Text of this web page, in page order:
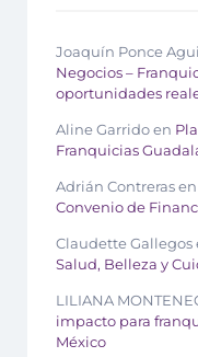
Joaquín Ponce
Negocios –
oportunidades
Aline Garridoen
Franquicias
Adrián Contrerasen
Convenio de
Claudette Gallegos
Salud, Belleza y
LILIANA
impacto para
México